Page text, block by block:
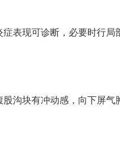
表现可诊断，必要时行局
沟块有冲动感，向下屏